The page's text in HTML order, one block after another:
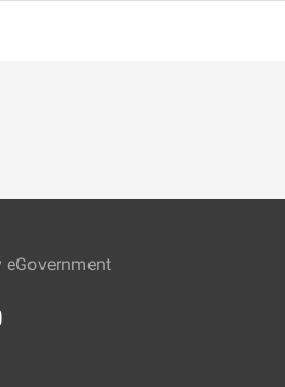
eGovernment